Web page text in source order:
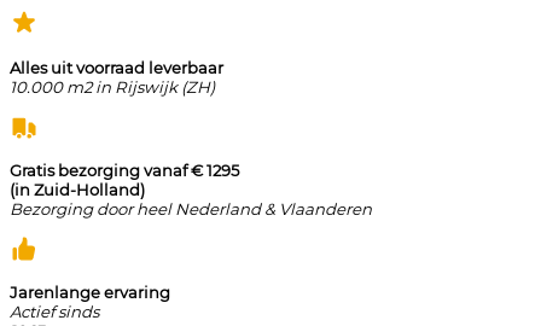
Alles uit voorraad leverbaar
10.000 m2 in Rijswijk (ZH)
Gratis bezorging vanaf € 1295
(in Zuid-Holland)
Bezorging door heel Nederland & Vlaanderen
Jarenlange ervaring
Actief sinds